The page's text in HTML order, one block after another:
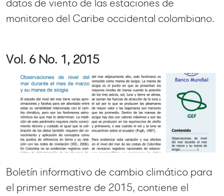
datos de viento de las estaciones de
monitoreo del Caribe occidental colombiano.
Vol. 6 No. 1, 2015
Boletín informativo de cambio climático para
el primer semestre de 2015, contiene el